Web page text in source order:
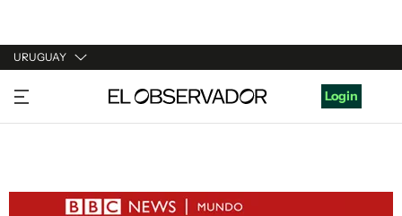
URUGUAY
URUGUAY
ARGENTINA
ESTADOS UNIDOS
Login